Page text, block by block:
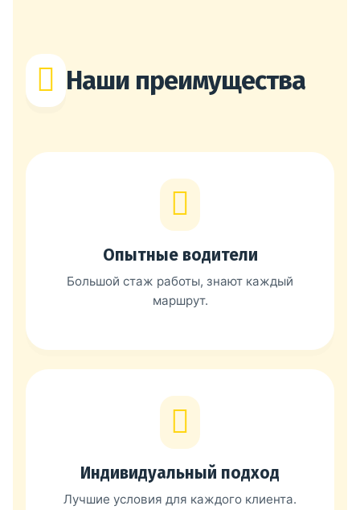
Наши преимущества
Опытные водители
Большой стаж работы, знают каждый
маршрут.
Индивидуальный подход
Лучшие условия для каждого клиента.